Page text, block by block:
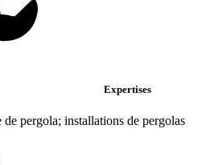
Expertises
pergola; installations de pergolas